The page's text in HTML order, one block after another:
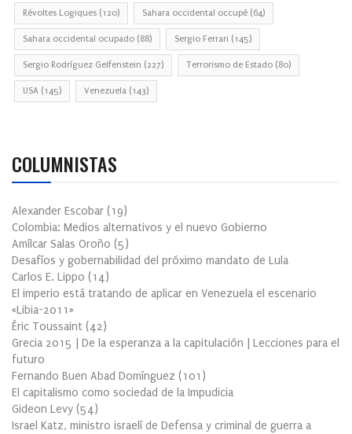
Révoltes Logiques (120) Sahara occidental occupé (64)
Sahara occidental ocupado (88) Sergio Ferrari (145)
Sergio Rodríguez Gelfenstein (227) Terrorismo de Estado (80)
USA (145) Venezuela (143)
COLUMNISTAS
Alexander Escobar (19)
Colombia: Medios alternativos y el nuevo Gobierno
Amílcar Salas Oroño (5)
Desafíos y gobernabilidad del próximo mandato de Lula
Carlos E. Lippo (14)
El imperio está tratando de aplicar en Venezuela el escenario
«Libia-2011»
Éric Toussaint (42)
Grecia 2015 | De la esperanza a la capitulación | Lecciones para el
futuro
Fernando Buen Abad Domínguez (101 )
El capitalismo como sociedad de la Impudicia
Gideon Levy (54)
Israel Katz, ministro israelí de Defensa y criminal de guerra a